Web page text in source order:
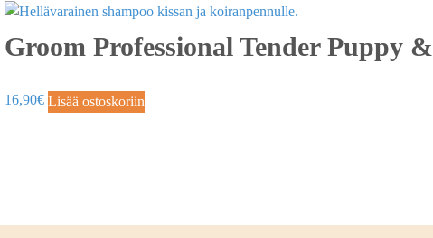
Groom Professional Tender Puppy
16,90€ Lisää ostoskoriin